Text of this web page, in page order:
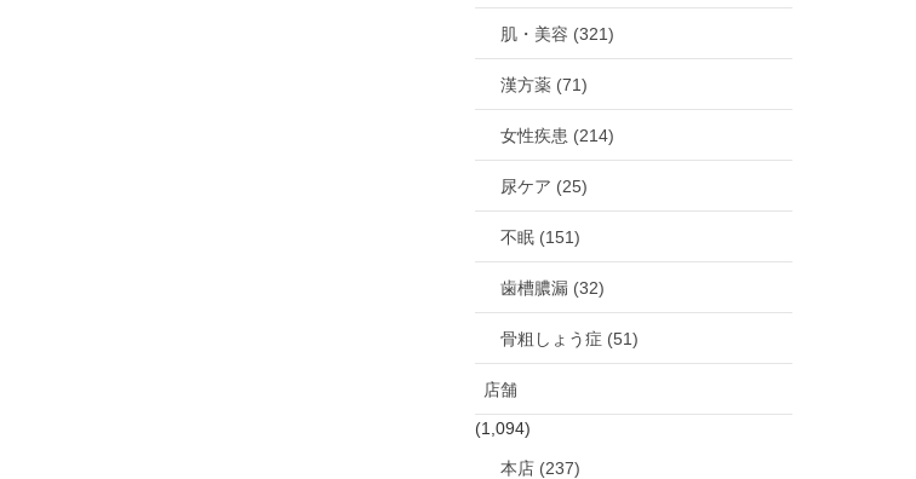
肌・美容 (321)
漢方薬 (71)
女性疾患 (214)
尿ケア (25)
不眠 (151)
歯槽膿漏 (32)
骨粗しょう症 (51)
店舗
(1,094)
本店 (237)